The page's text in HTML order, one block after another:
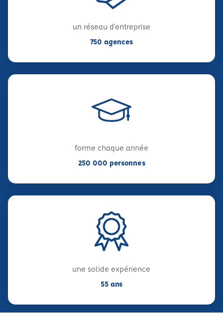
un réseau d'entreprise
750 agences
forme chaque année
250 000 personnes
une solide expérience
55 ans